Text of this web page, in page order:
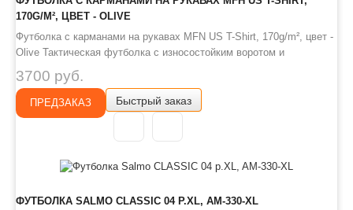
170G/M², ЦВЕТ - OLIVE
Футболка с карманами на рукавах MFN US T-Shirt, 170g/m², цвет -
Olive Тактическая футболка с износостойким воротом и
карманами на плечах может быть как элементом многослойного
комплекта, так и играть роль облегчённой тактической рубашки
при высокой активности в жарком климате. Состав: 100% хло..
3700 руб.
ПРЕДЗАКАЗ Быстрый заказ
ФУТБОЛКА SALMO CLASSIC 04 Р.XL, AM-330-XL